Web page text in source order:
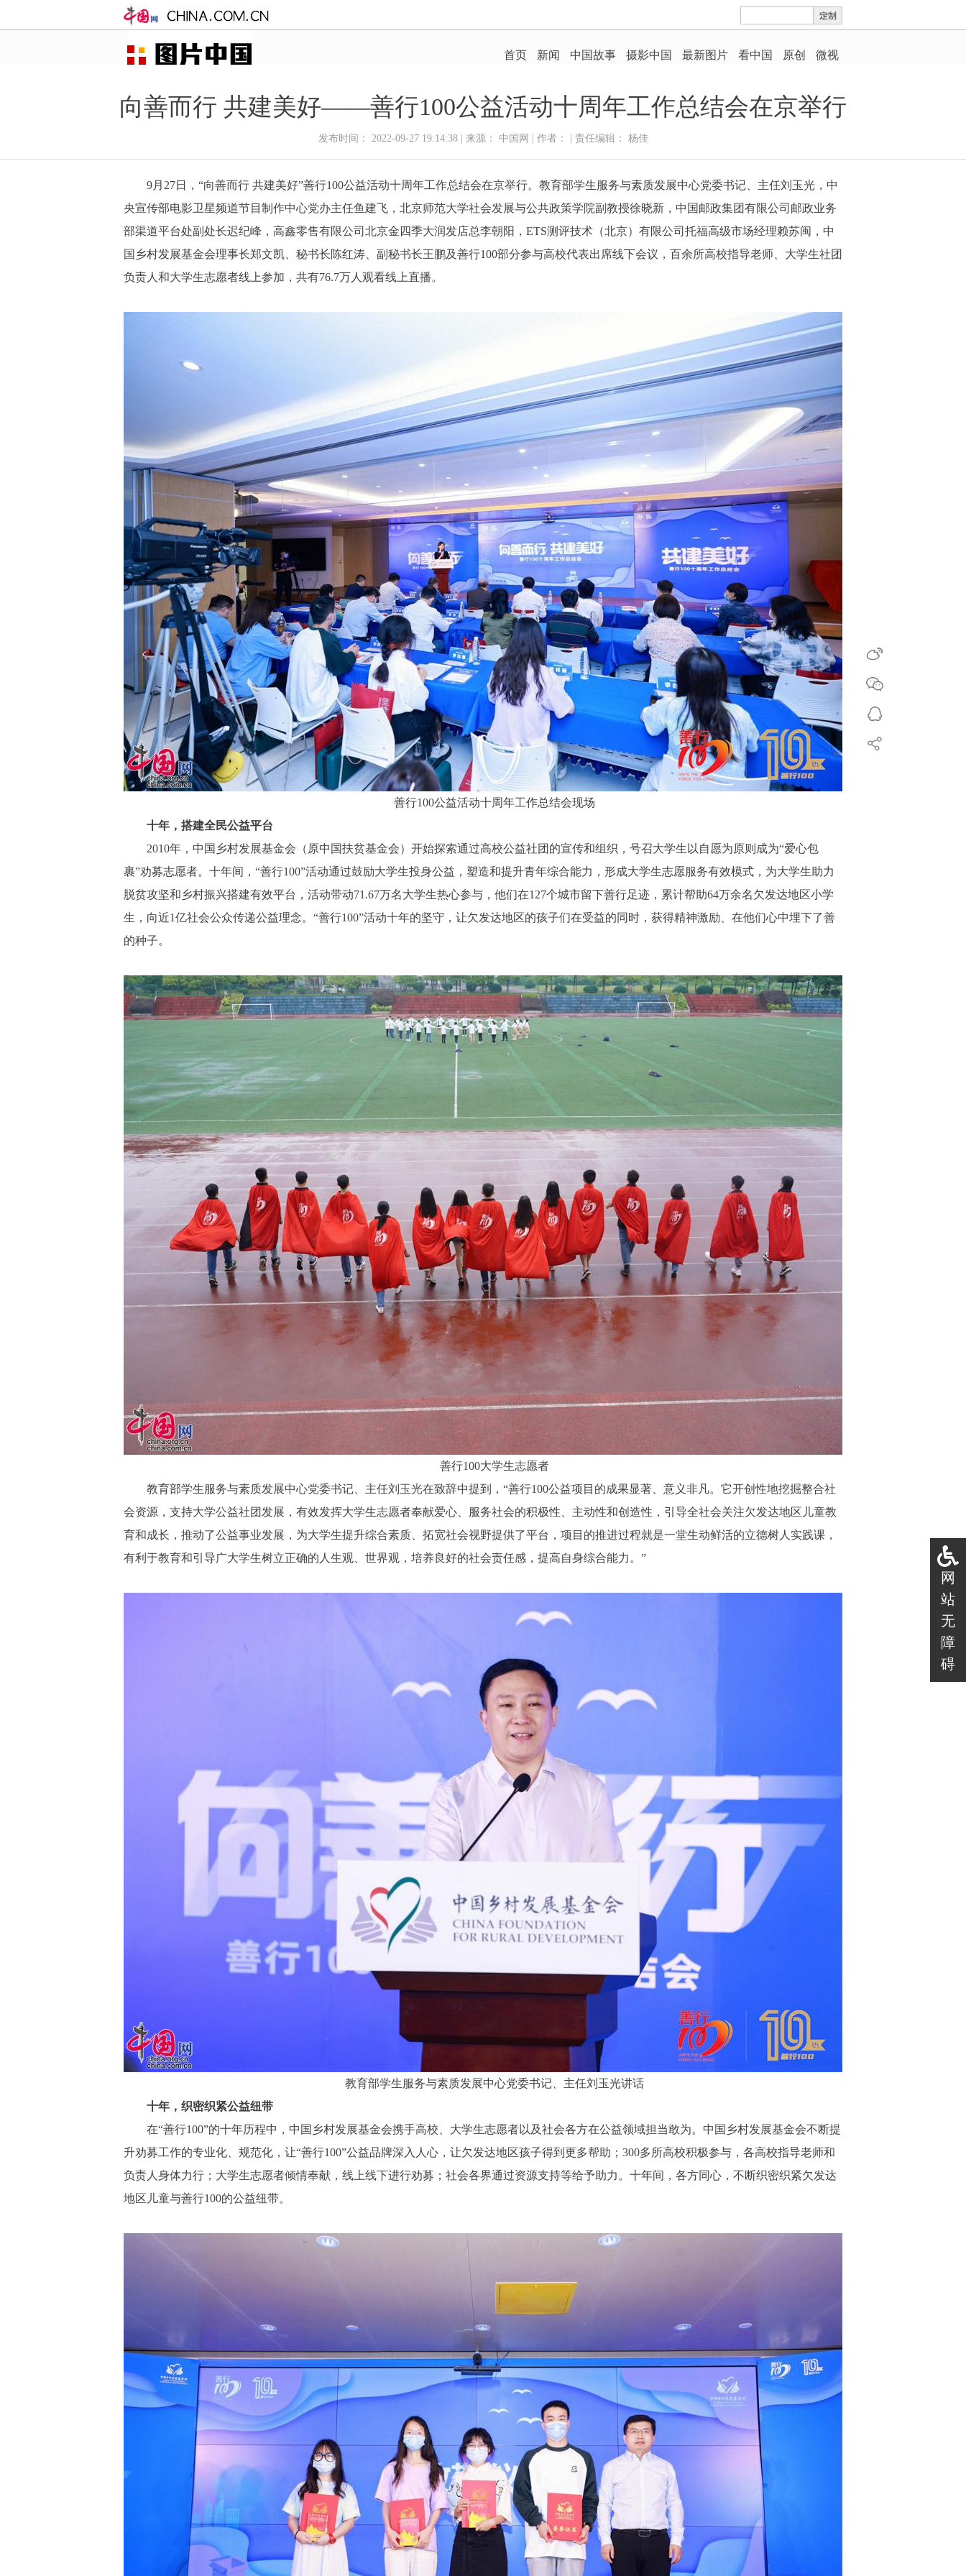
向善而行 共建美好——善行100公益活动十周年工作总结会在京举行
发布时间： 2022-09-27 19:14:38 | 来源： 中国网 | 作者： | 责任编辑： 杨佳
9月27日，“向善而行 共建美好”善行100公益活动十周年工作总结会在京举行。教育部学生服务与素质发展中心党委书记、主任刘玉光，中
央宣传部电影卫星频道节目制作中心党办主任鱼建飞，北京师范大学社会发展与公共政策学院副教授徐晓新，中国邮政集团有限公司邮政业务
部渠道平台处副处长迟纪峰，高鑫零售有限公司北京金四季大润发店总李朝阳，ETS测评技术（北京）有限公司托福高级市场经理赖苏闽，中
国乡村发展基金会理事长郑文凯、秘书长陈红涛、副秘书长王鹏及善行100部分参与高校代表出席线下会议，百余所高校指导老师、大学生社团
负责人和大学生志愿者线上参加，共有76.7万人观看线上直播。
善行100公益活动十周年工作总结会现场
十年，搭建全民公益平台
2010年，中国乡村发展基金会（原中国扶贫基金会）开始探索通过高校公益社团的宣传和组织，号召大学生以自愿为原则成为“爱心包
裹”劝募志愿者。十年间，“善行100”活动通过鼓励大学生投身公益，塑造和提升青年综合能力，形成大学生志愿服务有效模式，为大学生助力
脱贫攻坚和乡村振兴搭建有效平台，活动带动71.67万名大学生热心参与，他们在127个城市留下善行足迹，累计帮助64万余名欠发达地区小学
生，向近1亿社会公众传递公益理念。“善行100”活动十年的坚守，让欠发达地区的孩子们在受益的同时，获得精神激励、在他们心中埋下了善
的种子。
善行100大学生志愿者
教育部学生服务与素质发展中心党委书记、主任刘玉光在致辞中提到，“善行100公益项目的成果显著、意义非凡。它开创性地挖掘整合社
会资源，支持大学公益社团发展，有效发挥大学生志愿者奉献爱心、服务社会的积极性、主动性和创造性，引导全社会关注欠发达地区儿童教
育和成长，推动了公益事业发展，为大学生提升综合素质、拓宽社会视野提供了平台，项目的推进过程就是一堂生动鲜活的立德树人实践课，
有利于教育和引导广大学生树立正确的人生观、世界观，培养良好的社会责任感，提高自身综合能力。”
教育部学生服务与素质发展中心党委书记、主任刘玉光讲话
十年，织密织紧公益纽带
在“善行100”的十年历程中，中国乡村发展基金会携手高校、大学生志愿者以及社会各方在公益领域担当敢为。中国乡村发展基金会不断提
升劝募工作的专业化、规范化，让“善行100”公益品牌深入人心，让欠发达地区孩子得到更多帮助；300多所高校积极参与，各高校指导老师和
负责人身体力行；大学生志愿者倾情奉献，线上线下进行劝募；社会各界通过资源支持等给予助力。十年间，各方同心，不断织密织紧欠发达
地区儿童与善行100的公益纽带。
网
站
无
障
碍